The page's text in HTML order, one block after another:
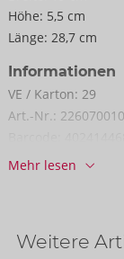
Höhe: 5,5 cm
Länge: 28,7 cm
Informationen
VE / Karton: 29
Art.-Nr.:
Zolltarifnummer:
Mehr lesen
Weitere